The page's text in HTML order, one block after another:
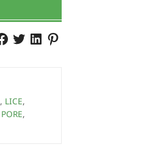
, LICE,
PORE,